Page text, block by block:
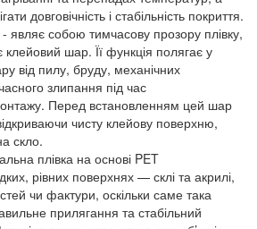
довговічність і стабільність покриття.
являє собою тимчасову прозору плівку,
клейовий шар. Її функція полягає у
від пилу, бруду, механічних
злипання під час
Перед встановленням цей шар
чисту клейову поверхню,
скло.
плівка на основі PET
рівних поверхнях — склі та акрилі,
чи фактури, оскільки саме така
прилягання та стабільний